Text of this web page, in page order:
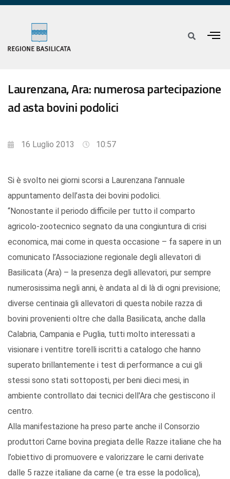
Laurenzana, Ara: numerosa partecipazione
ad asta bovini podolici
16 Luglio 2013 10:57
Si è svolto nei giorni scorsi a Laurenzana l'annuale
appuntamento dell’asta dei bovini podolici.
“Nonostante il periodo difficile per tutto il comparto
agricolo-zootecnico segnato da una congiuntura di crisi
economica, mai come in questa occasione – fa sapere in un
comunicato l’Associazione regionale degli allevatori di
Basilicata (Ara) – la presenza degli allevatori, pur sempre
numerosissima negli anni, è andata al di là di ogni previsione;
diverse centinaia gli allevatori di questa nobile razza di
bovini provenienti oltre che dalla Basilicata, anche dalla
Calabria, Campania e Puglia, tutti molto interessati a
visionare i ventitre torelli iscritti a catalogo che hanno
superato brillantemente i test di performance a cui gli
stessi sono stati sottoposti, per beni dieci mesi, in
ambiente controllato dai tecnici dell'Ara che gestiscono il
centro.
Alla manifestazione ha preso parte anche il Consorzio
produttori Carne bovina pregiata delle Razze italiane che ha
l’obiettivo di promuovere e valorizzare le carni derivate
dalle 5 razze italiane da carne (e tra esse la podolica),